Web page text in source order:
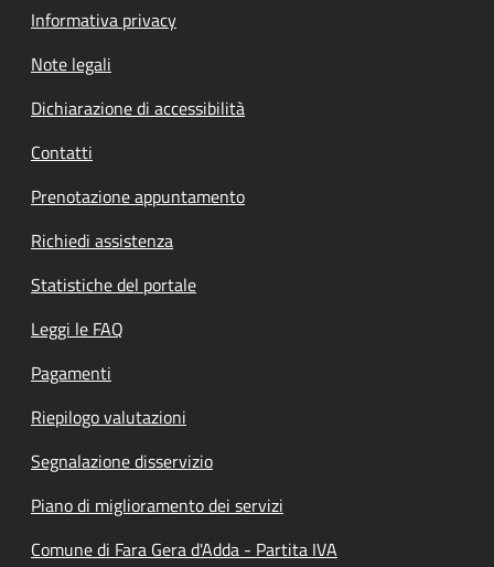
Informativa privacy
Note legali
Dichiarazione di accessibilità
Contatti
Prenotazione appuntamento
Richiedi assistenza
Statistiche del portale
Leggi le FAQ
Pagamenti
Riepilogo valutazioni
Segnalazione disservizio
Piano di miglioramento dei servizi
Comune di Fara Gera d'Adda - Partita IVA